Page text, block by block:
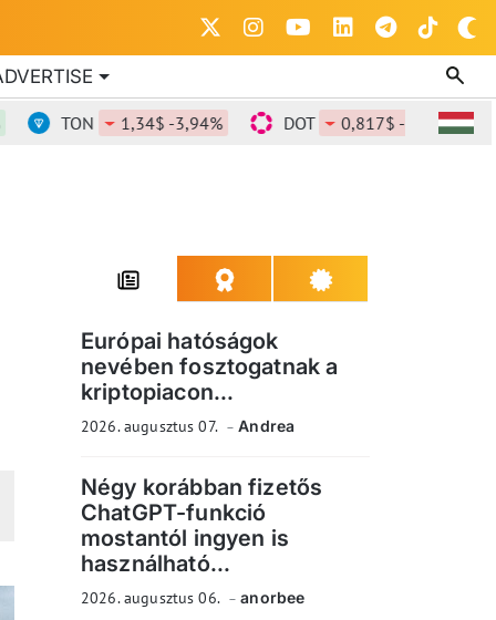
TON 1,34$ -3,94% DOT 0,817$ -2,34%
Európai hatóságok
nevében fosztogatnak a
kriptopiacon...
2026. augusztus 07. Andrea
Négy korábban fizetős
ChatGPT-funkció
mostantól ingyen is
használható...
2026. augusztus 06. anorbee